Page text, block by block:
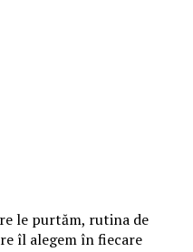
le purtăm, rutina de
îl alegem în fiecare